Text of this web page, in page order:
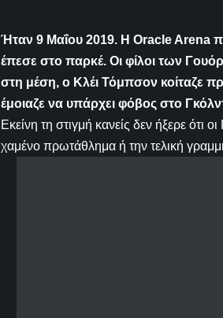
Ήταν 9 Μαΐου 2019. Η Oracle Arena π
έπεσε στο παρκέ. Οι φίλοι των
στη μέση, ο Κλέι Τόμπσον κοίταζε
έμοιαζε να υπάρχει φόβος στο
Εκείνη τη στιγμή κανείς δεν ήξερε
χαμένο πρωτάθλημα ή την τελική